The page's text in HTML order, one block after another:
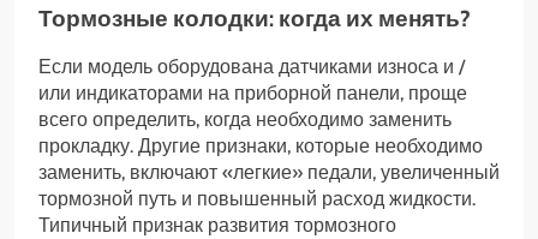
Тормозные колодки: когда их менять?
Если модель оборудована датчиками износа и /
или индикаторами на приборной панели, проще
всего определить, когда необходимо заменить
прокладку. Другие признаки, которые необходимо
заменить, включают «легкие» педали, увеличенный
тормозной путь и повышенный расход жидкости.
Типичный признак развития тормозного